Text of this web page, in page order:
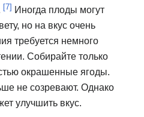
[7] Иногда плоды могут
но на вкус очень
требуется немного
Собирайте только
окрашенные ягоды.
не созревают. Однако
улучшить вкус.